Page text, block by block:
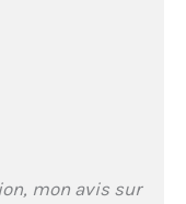
mon avis sur